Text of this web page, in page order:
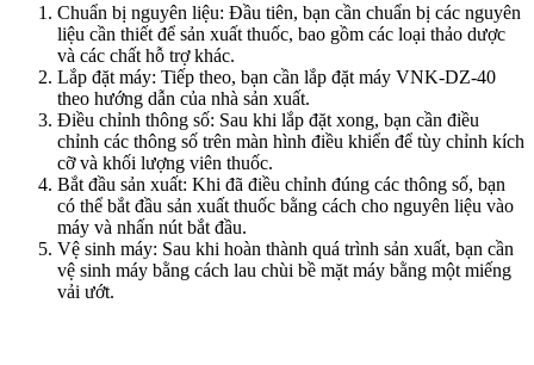
Chuẩn bị nguyên liệu: Đầu tiên, bạn cần chuẩn bị các nguyên
liệu cần thiết để sản xuất thuốc, bao gồm các loại thảo dược
và các chất hỗ trợ khác.
Lắp đặt máy: Tiếp theo, bạn cần lắp đặt máy VNK-DZ-40
theo hướng dẫn của nhà sản xuất.
Điều chỉnh thông số: Sau khi lắp đặt xong, bạn cần điều
chỉnh các thông số trên màn hình điều khiển để tùy chỉnh kích
cỡ và khối lượng viên thuốc.
Bắt đầu sản xuất: Khi đã điều chỉnh đúng các thông số, bạn
có thể bắt đầu sản xuất thuốc bằng cách cho nguyên liệu vào
máy và nhấn nút bắt đầu.
Vệ sinh máy: Sau khi hoàn thành quá trình sản xuất, bạn cần
vệ sinh máy bằng cách lau chùi bề mặt máy bằng một miếng
vải ướt.